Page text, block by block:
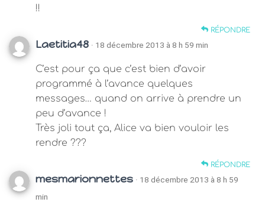
!!
RÉPONDRE
Laetitia48 · 18 décembre 2013 à 8 h 59 min
C’est pour ça que c’est bien d’avoir
programmé à l’avance quelques
messages… quand on arrive à prendre un
peu d’avance !
Très joli tout ça, Alice va bien vouloir les
rendre ???
RÉPONDRE
mesmarionnettes · 18 décembre 2013 à 8 h 59
min